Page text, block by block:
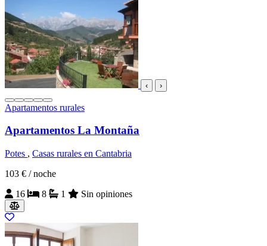
‹ ›
Apartamentos rurales
Apartamentos La Montaña
Potes , Casas rurales en Cantabria
103 € / noche
16
8 1 Sin opiniones